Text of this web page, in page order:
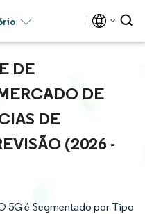
DE
DE
DE
(2026 -
5G é Segmentado por Tipo